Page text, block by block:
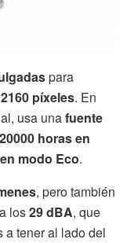
para
píxeles. En
usa unafuente
20000 horas en
modo Eco.
, pero también
los29 dBA, que
a tener al lado del